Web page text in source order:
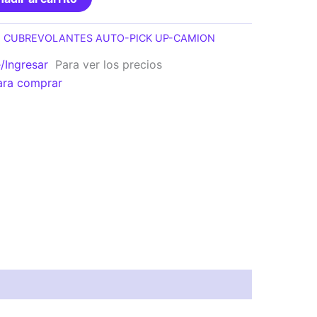
CUBREVOLANTES AUTO-PICK UP-CAMION
Ingresar Para ver los precios
comprar